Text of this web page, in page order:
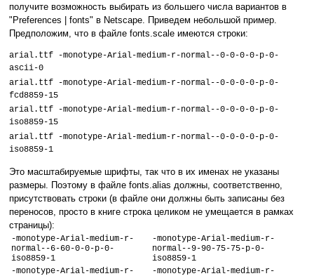
получите возможность выбирать из большего числа вариантов в
"Preferences | fonts" в Netscape. Приведем небольшой пример.
Предположим, что в файле fonts.scale имеются строки:
arial.ttf -monotype-Arial-medium-r-normal--0-0-0-0-p-0-
ascii-0
arial.ttf -monotype-Arial-medium-r-normal--0-0-0-0-p-0-
fcd8859-15
arial.ttf -monotype-Arial-medium-r-normal--0-0-0-0-p-0-
iso8859-15
arial.ttf -monotype-Arial-medium-r-normal--0-0-0-0-p-0-
iso8859-1
Это масштабируемые шрифты, так что в их именах не указаны
размеры. Поэтому в файле fonts.alias должны, соответственно,
присутствовать строки (в файле они должны быть записаны без
переносов, просто в книге строка целиком не умещается в рамках
страницы):
-monotype-Arial-medium-r-
normal--6-60-0-0-p-0-
iso8859-1
-monotype-Arial-medium-r-
normal--9-90-75-75-p-0-
iso8859-1
-monotype-Arial-medium-r-
-monotype-Arial-medium-r-